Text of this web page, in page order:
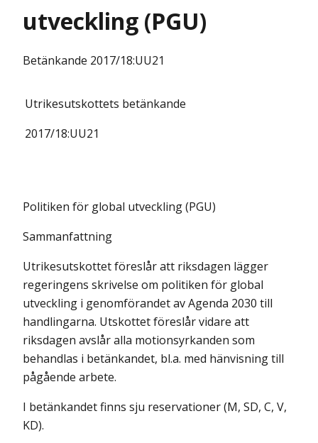
utveckling (PGU)
Betänkande 2017/18:UU21
Utrikesutskottets betänkande
2017/18:UU21
Politiken för global utveckling (PGU)
Sammanfattning
Utrikesutskottet föreslår att riksdagen lägger
regeringens skrivelse om politiken för global
utveckling i genomförandet av Agenda 2030 till
handlingarna. Utskottet föreslår vidare att
riksdagen avslår alla motionsyrkanden som
behandlas i betänkandet, bl.a. med hänvisning till
pågående arbete.
I betänkandet finns sju reservationer (M, SD, C, V,
KD).